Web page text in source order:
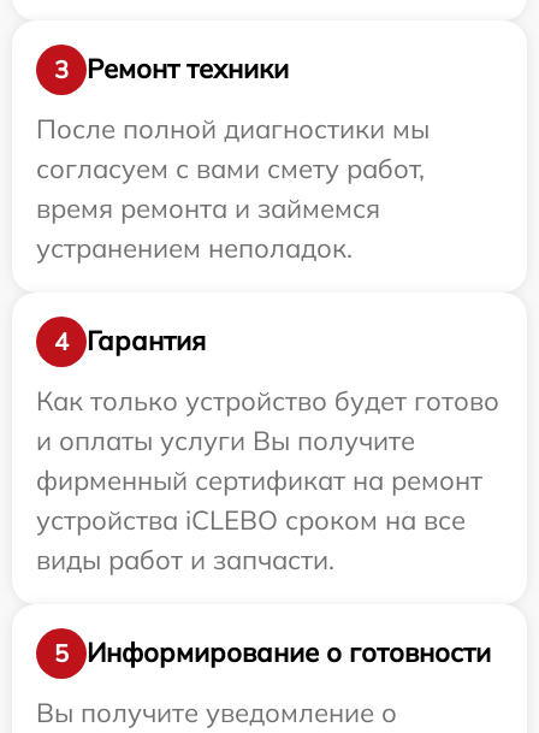
3
Ремонт техники
После полной диагностики мы
согласуем с вами смету работ,
время ремонта и займемся
устранением неполадок.
4
Гарантия
Как только устройство будет готово
и оплаты услуги Вы получите
фирменный сертификат на ремонт
устройства iCLEBO сроком на все
виды работ и запчасти.
5
Информирование о готовности
Вы получите уведомление о